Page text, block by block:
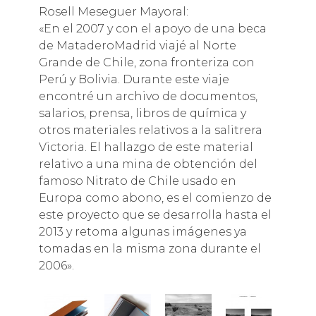
Rosell Meseguer Mayoral:
«En el 2007 y con el apoyo de una beca
de MataderoMadrid viajé al Norte
Grande de Chile, zona fronteriza con
Perú y Bolivia. Durante este viaje
encontré un archivo de documentos,
salarios, prensa, libros de química y
otros materiales relativos a la salitrera
Victoria. El hallazgo de este material
relativo a una mina de obtención del
famoso Nitrato de Chile usado en
Europa como abono, es el comienzo de
este proyecto que se desarrolla hasta el
2013 y retoma algunas imágenes ya
tomadas en la misma zona durante el
2006».